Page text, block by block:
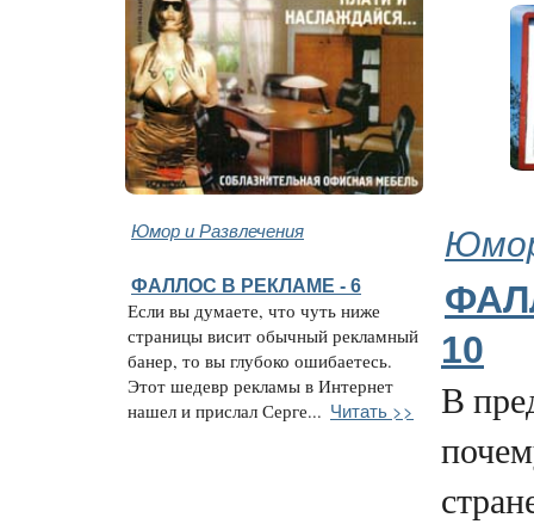
Юмор и Развлечения
ФАЛЛОС В РЕКЛАМЕ - 6
Если вы думаете, что чуть ниже
страницы висит обычный рекламный
банер, то вы глубоко ошибаетесь.
Этот шедевр рекламы в Интернет
нашел и прислал Серге... Читать >>
10
В